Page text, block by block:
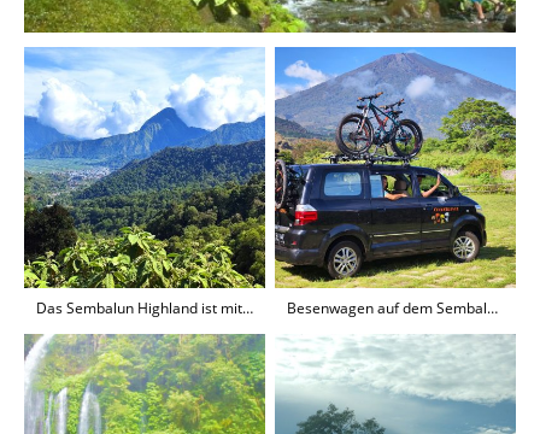
Das Sembalun Highland ist mit 2000 m hohen Bergen umgeben Besenwagen auf dem Sembalun Hochland, im Hintergrund der Vulkan Rinjani